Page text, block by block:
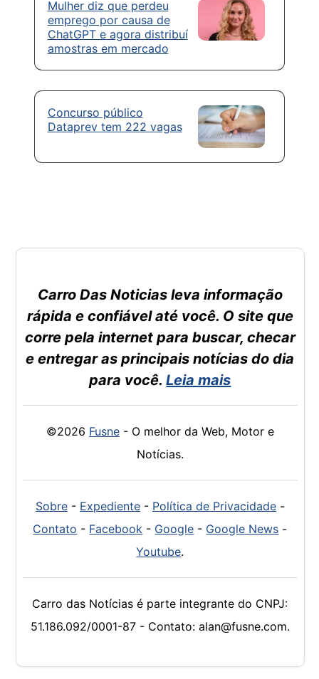
Mulher diz que perdeu
emprego por causa de
ChatGPT e agora distribuí
amostras em mercado
Concurso público
Dataprev tem 222 vagas
Carro Das Noticias leva informação
rápida e confiável até você. O site que
corre pela internet para buscar, checar
e entregar as principais notícias do dia
para você.Leia mais
©2026 Fusne- O melhor da Web, Motor e
Notícias.
Sobre- Expediente- Política de Privacidade-
Contato - Facebook - Google - Google News -
Youtube.
Carro das Notícias é parte integrante do CNPJ:
51.186.092/0001-87 - Contato: alan@fusne.com.